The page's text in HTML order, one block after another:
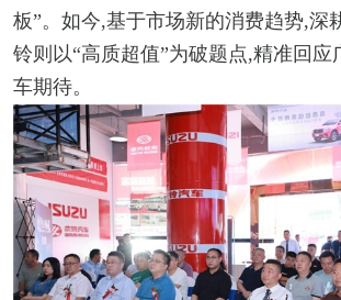
板”。如今,基于市场新的消费趋势,深
铃则以“高质超值”为破题点,精准回应
车期待。